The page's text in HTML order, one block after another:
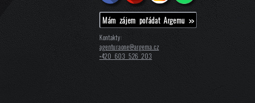
Mám zájem pořádat Argemu >>
Kontakty:
agenturaone@argema.cz
+420 603 526 203